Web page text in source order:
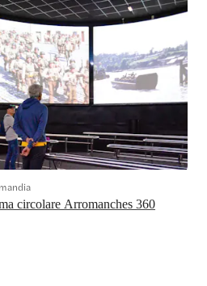
circolare Arromanches 360